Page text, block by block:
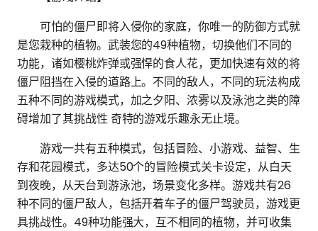
可怕的僵尸即将入侵你的家庭，你唯一的防御方式就
是您栽种的植物。武装您的49种植物，切换他们不同的
功能，诸如樱桃炸弹或强悍的食人花，更加快速有效的将
僵尸阻挡在入侵的道路上。不同的敌人，不同的玩法构成
五种不同的游戏模式，加之夕阳、浓雾以及泳池之类的障
碍增加了其挑战性 奇特的游戏乐趣永无止境。
游戏一共有五种模式，包括冒险、小游戏、益智、生
存和花园模式，多达50个的冒险模式关卡设定，从白天
到夜晚，从天台到游泳池，场景变化多样。游戏共有26
种不同的僵尸敌人，包括开着车子的僵尸驾驶员，游戏更
具挑战性。49种功能强大，互不相同的植物，并可收集